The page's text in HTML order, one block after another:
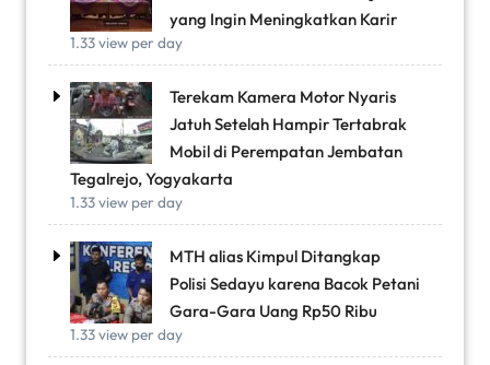
yang Ingin Meningkatkan Karir
1.33 view per day
Terekam Kamera Motor Nyaris
Jatuh Setelah Hampir Tertabrak
Mobil di Perempatan Jembatan
Tegalrejo, Yogyakarta
1.33 view per day
MTH alias Kimpul Ditangkap
Polisi Sedayu karena Bacok Petani
Gara-Gara Uang Rp50 Ribu
1.33 view per day